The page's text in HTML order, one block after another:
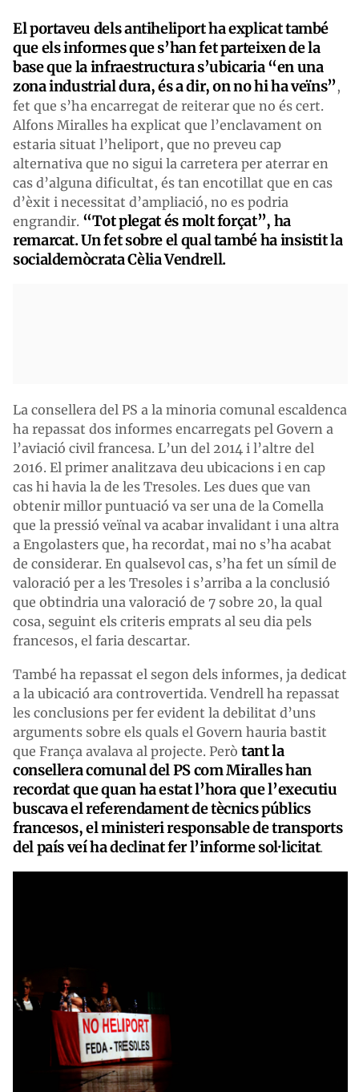
El portaveu dels antiheliport ha explicat també
que els informes que s’han fet parteixen de la
base que la infraestructura s’ubicaria “en una
zona industrial dura, és a dir, on no hi ha veïns”,
fet que s’ha encarregat de reiterar que no és cert.
Alfons Miralles ha explicat que l’enclavament on
estaria situat l’heliport, que no preveu cap
alternativa que no sigui la carretera per aterrar en
cas d’alguna dificultat, és tan encotillat que en cas
d’èxit i necessitat d’ampliació, no es podria
engrandir. “Tot plegat és molt forçat”, ha
remarcat. Un fet sobre el qual també ha insistit la
socialdemòcrata Cèlia Vendrell.
La consellera del PS a la minoria comunal escaldenca
ha repassat dos informes encarregats pel Govern a
l’aviació civil francesa. L’un del 2014 i l’altre del
2016. El primer analitzava deu ubicacions i en cap
cas hi havia la de les Tresoles. Les dues que van
obtenir millor puntuació va ser una de la Comella
que la pressió veïnal va acabar invalidant i una altra
a Engolasters que, ha recordat, mai no s’ha acabat
de considerar. En qualsevol cas, s’ha fet un símil de
valoració per a les Tresoles i s’arriba a la conclusió
que obtindria una valoració de 7 sobre 20, la qual
cosa, seguint els criteris emprats al seu dia pels
francesos, el faria descartar.
També ha repassat el segon dels informes, ja dedicat
a la ubicació ara controvertida. Vendrell ha repassat
les conclusions per fer evident la debilitat d’uns
arguments sobre els quals el Govern hauria bastit
que França avalava al projecte. Però tant la
consellera comunal del PS com Miralles han
recordat que quan ha estat l’hora que l’executiu
buscava el referendament de tècnics públics
francesos, el ministeri responsable de transports
del país veí ha declinat fer l’informe sol·licitat.